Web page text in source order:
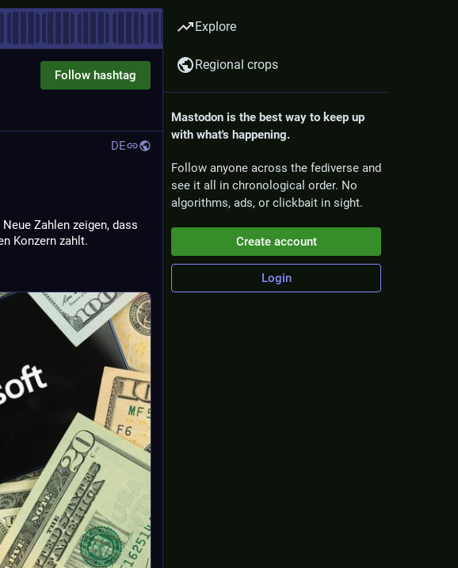
Follow hashtag
DE
Zahlen zeigen, dass
Konzern zahlt.
Explore
Regional crops
Mastodon is the best way to keep up
with what's happening.
Follow anyone across the fediverse and
see it all in chronological order. No
algorithms, ads, or clickbait in sight.
Create account
Login